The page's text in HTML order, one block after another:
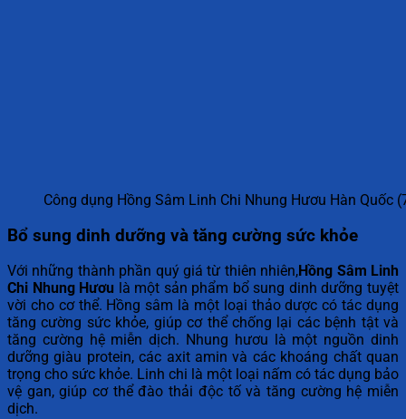
Công dụng Hồng Sâm Linh Chi Nhung Hươu Hàn Quốc
Bổ sung dinh dưỡng và tăng cường sức khỏe
Với những thành phần quý giá từ thiên nhiên,Hồng Sâm Linh
Chi Nhung Hươu là một sản phẩm bổ sung dinh dưỡng tuyệt
vời cho cơ thể. Hồng sâm là một loại thảo dược có tác dụng
tăng cường sức khỏe, giúp cơ thể chống lại các bệnh tật và
tăng cường hệ miễn dịch. Nhung hươu là một nguồn dinh
dưỡng giàu protein, các axit amin và các khoáng chất quan
trọng cho sức khỏe. Linh chi là một loại nấm có tác dụng bảo
vệ gan, giúp cơ thể đào thải độc tố và tăng cường hệ miễn
dịch.